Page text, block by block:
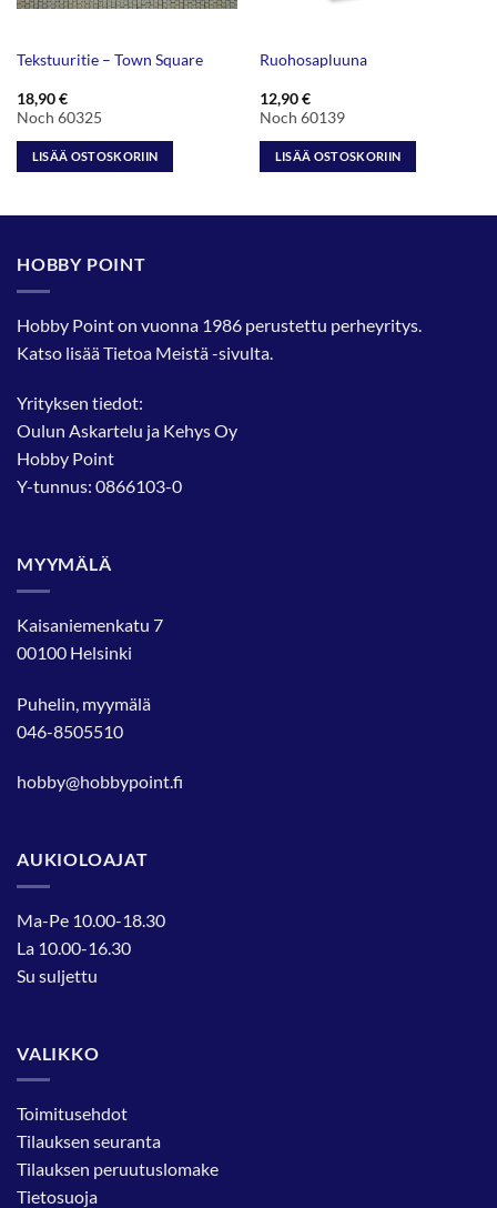
Tekstuuritie – Town Square
18,90€
Noch 60325
LISÄÄ OSTOSKORIIN
Ruohosapluuna
12,90€
Noch 60139
LISÄÄ OSTOSKORIIN
HOBBY POINT
Hobby Point on vuonna 1986 perustettu perheyritys.
Katso lisääTietoa Meistä-sivulta.
Yrityksen tiedot:
Oulun Askartelu ja Kehys Oy
Hobby Point
Y-tunnus: 0866103-0
MYYMÄLÄ
Kaisaniemenkatu 7
00100 Helsinki
Puhelin, myymälä
046-8505510
hobby@hobbypoint.fi
AUKIOLOAJAT
Ma-Pe 10.00-18.30
La 10.00-16.30
Su suljettu
VALIKKO
Toimitusehdot
Tilauksen seuranta
Tilauksen peruutuslomake
Tietosuoja